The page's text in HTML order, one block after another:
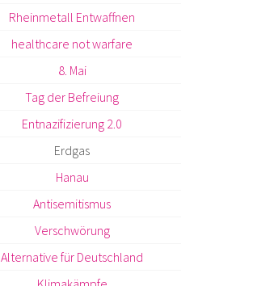
Rheinmetall Entwaffnen
healthcare not warfare
8. Mai
Tag der Befreiung
Entnazifizierung 2.0
Erdgas
Hanau
Antisemitismus
Verschwörung
Alternative für Deutschland